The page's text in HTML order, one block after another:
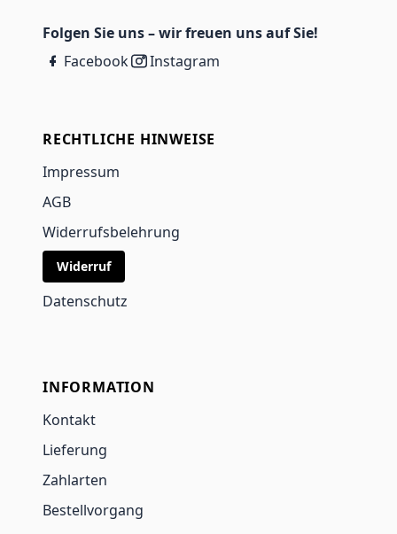
Folgen Sie uns – wir freuen uns auf Sie!
Facebook
Instagram
RECHTLICHE HINWEISE
Impressum
AGB
Widerrufsbelehrung
Widerruf
Datenschutz
INFORMATION
Kontakt
Lieferung
Zahlarten
Bestellvorgang